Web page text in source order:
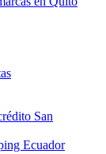
San
Ecuador